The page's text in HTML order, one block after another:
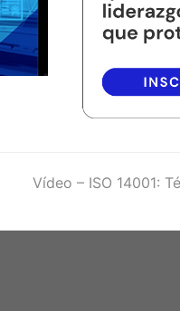
next
Vídeo – ISO 14001: